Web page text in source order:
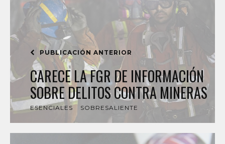
PUBLICACIÓN ANTERIOR
CARECE LA FGR DE INFORMACIÓN
SOBRE DELITOS CONTRA MINERAS
ESENCIALES SOBRESALIENTE